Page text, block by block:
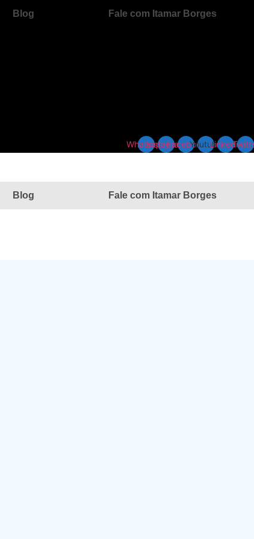
Blog Fale com Itamar Borges
WhatsappInstagramFacebookYoutubeLinkedin
Blog Fale com Itamar Borges